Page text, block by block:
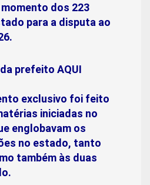
dos 223
para a disputa ao
prefeito AQUI
exclusivo foi feito
iniciadas no
englobavam os
no estado, tanto
também às duas